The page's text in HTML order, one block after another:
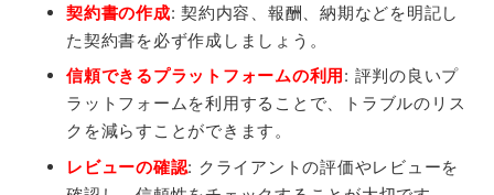
契約書の作成: 契約内容、報酬、納期などを明記し
た契約書を必ず作成しましょう。
信頼できるプラットフォームの利用 : 評判の良いプ
ラットフォームを利用することで、トラブルのリス
クを減らすことができます。
レビューの確認: クライアントの評価やレビューを